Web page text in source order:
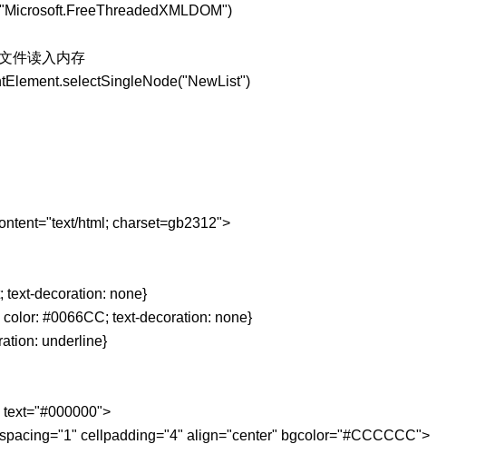
件读入内存
html; charset=gb2312">
text-decoration: none}
#0066CC; text-decoration: none}
underline}
cellpadding="4" align="center" bgcolor="#CCCCCC">